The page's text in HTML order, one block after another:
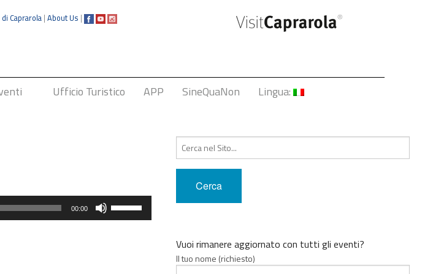
Caprarola|About Us |
Ufficio Turistico APP SineQuaNon
Lingua:
00:00
Cerca:
Vuoi rimanere aggiornato con tutti gli eventi?
Il tuo nome (richiesto)